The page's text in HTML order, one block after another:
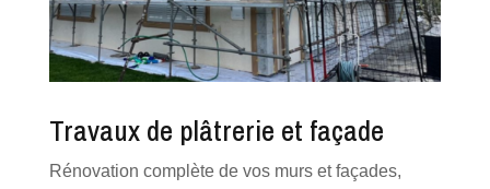
Travaux de plâtrerie et façade
Rénovation complète de vos murs et façades,